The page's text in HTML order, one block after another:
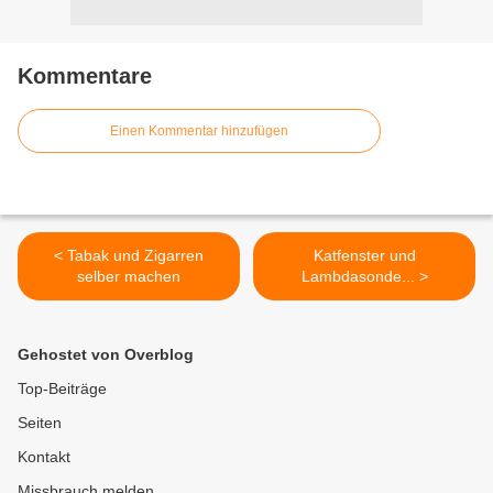
Kommentare
Einen Kommentar hinzufügen
< Tabak und Zigarren
selber machen
Katfenster und
Lambdasonde... >
Gehostet von Overblog
Top-Beiträge
Seiten
Kontakt